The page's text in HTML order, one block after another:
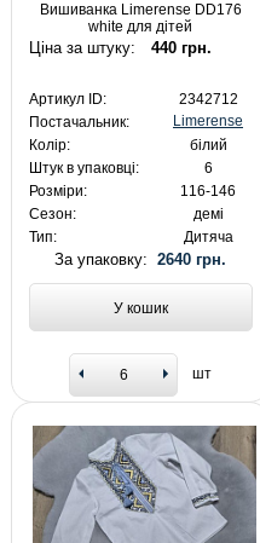
Вишиванка Limerense DD176
white для дітей
Ціна за штуку: 440 грн.
Артикул ID:
2342712
Постачальник:
Limerense
Колір:
білий
Штук в упаковці:
6
Розміри:
116-146
Сезон:
демі
Тип:
Дитяча
За упаковку:2640 грн.
У кошик
шт